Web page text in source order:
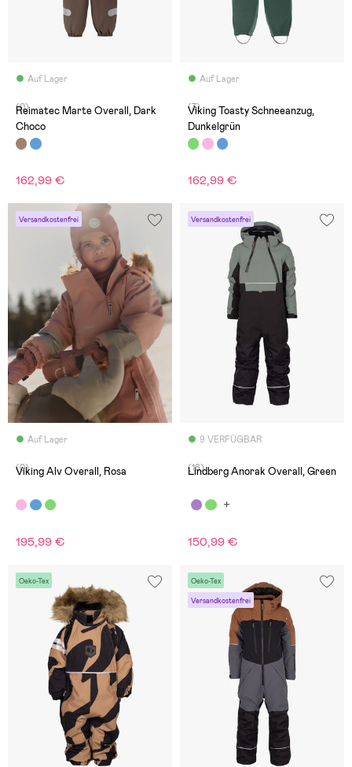
Auf Lager
(0)
Reimatec Marte Overall, Dark
Choco
162,99 €
Auf Lager
(3)
Viking Toasty Schneeanzug,
Dunkelgrün
162,99 €
Versandkostenfrei
Auf Lager
(0)
Viking Alv Overall, Rosa
195,99 €
Versandkostenfrei
9 VERFÜGBAR
(16)
Lindberg Anorak Overall, Green
150,99 €
Oeko-Tex Oeko-Tex
Versandkostenfrei